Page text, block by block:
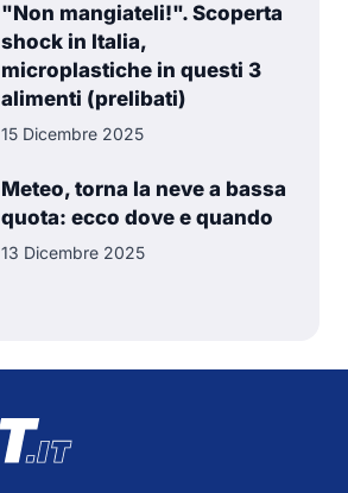
"Non mangiateli!". Scoperta
shock in Italia,
microplastiche in questi 3
alimenti (prelibati)
15 Dicembre 2025
Meteo, torna la neve a bassa
quota: ecco dove e quando
13 Dicembre 2025